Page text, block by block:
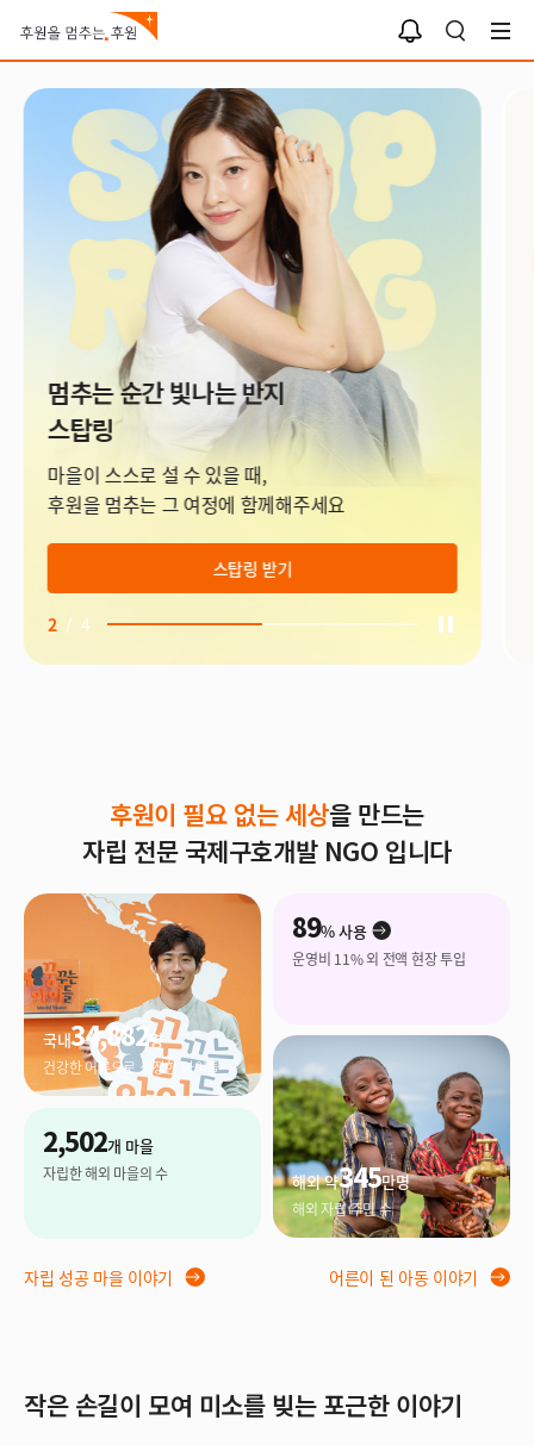
검
색
알
림
함
아이들을 지키는 하루팔찌
아이들을 지키는 하루팔찌로
손목 위 선한 영향력을 보여주세요.
자세히보기
3/4
후원이 필요 없는 세상을 만드는
자립 전문 국제구호개발 NGO 입니다
자립 성공 마을 이야기 어른이 된 아동 이야기
2,502개 마을
자립한 해외 마을의 수 해외 약345만명
해외 자립 주민 수
국내34,882명
건강한 어른으로 성장한 아이들
89% 사용
운영비 11% 외 전액 현장 투입
작은 손길이 모여 미소를 빚는 포근한 이야기